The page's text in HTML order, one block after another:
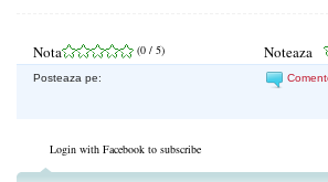
Nota (0 / 5) Noteaza
Posteaza pe:
Login with Facebook to subscribe